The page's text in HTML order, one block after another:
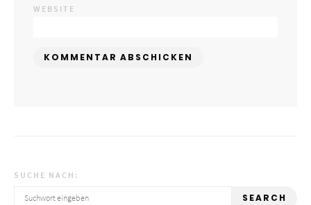
WEBSITE
SUCHE NACH:
SEARCH